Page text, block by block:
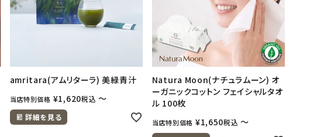
amritara(アムリターラ) 美緑青汁
当店特別価格 ¥1,620税込 〜
詳細を見る
Natura Moon(ナチュラムーン) オ
ーガニックコットン フェイシャルタオ
ル 100枚
当店特別価格 ¥1,650税込 〜